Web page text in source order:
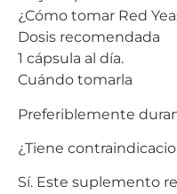
¿Cómo tomar Red
Dosis recomendada
1 cápsula al día.
Cuándo tomarla
Preferiblemente
¿Tiene
Sí. Este suplemento